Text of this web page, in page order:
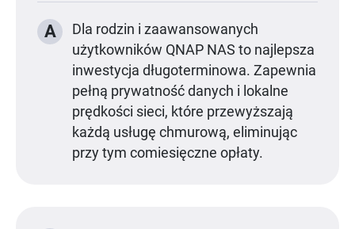
A
Dla rodzin i zaawansowanych
użytkowników QNAP NAS to najlepsza
inwestycja długoterminowa. Zapewnia
pełną prywatność danych i lokalne
prędkości sieci, które przewyższają
każdą usługę chmurową, eliminując
przy tym comiesięczne opłaty.